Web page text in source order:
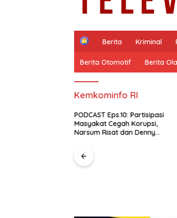
H
m
e
Berita Kriminal
Berita Otomotif Berita
Kemkominfo RI